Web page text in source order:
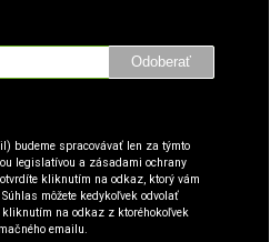
Odoberať
budeme spracovávať len za týmto
legislatívou a zásadami ochrany
kliknutím na odkaz, ktorý vám
môžete kedykoľvek odvolať
kliknutím na odkaz z ktoréhokoľvek
emailu.